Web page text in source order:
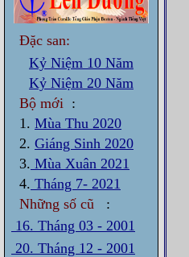
Đặc san:
Kỷ Niệm 10 Năm
Kỷ Niệm 20 Năm
Bộ mới :
1. Mùa Thu 2020
2. Giáng Sinh 2020
3. Mùa Xuân 2021
4. Tháng 7- 2021
Những số cũ
:
16. Tháng 03 - 2001
20. Tháng 12 - 2001